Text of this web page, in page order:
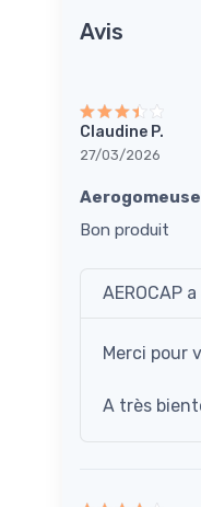
Avis
Claudine P.
27/03/2026
Aerogomeuse
Bon produit
AEROCAP
Merci pour
A très